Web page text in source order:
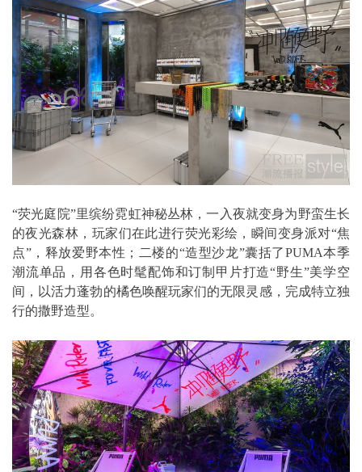
“荧光庭院”里缤纷霓虹神秘丛林，一入夜就变身为野蛮生长
的夜光森林，玩家们在此进行荧光彩绘，瞬间变身派对“焦
点”，释放爱野本性；二楼的“造型沙龙”囊括了PUMA本季
潮流单品，用各色时髦配饰和订制甲片打造“野生”美学空
间，以活力蓬勃的橘色唤醒玩家们的无限灵感，完成特立独
行的撒野造型。